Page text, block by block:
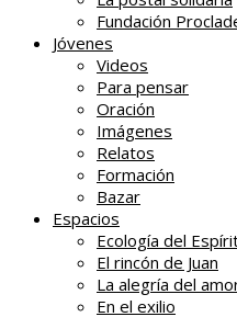
Fundación
Jóvenes
Videos
Para pensar
Oración
Imágenes
Relatos
Formación
Bazar
Espacios
Ecología del
El rincón de Juan
La alegría del
En el exilio